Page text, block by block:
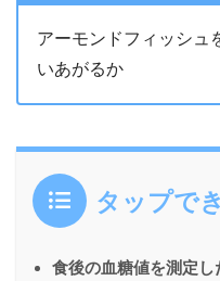
アーモンドフィッシュ
いあがるか
タップで
食後の血糖値を測定し